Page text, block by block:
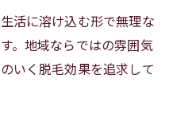
活に溶け込む形で無理な
。地域ならではの雰囲気
いく脱毛効果を追求して